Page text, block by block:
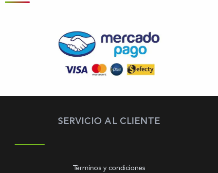
SERVICIO AL CLIENTE
Términos y condiciones